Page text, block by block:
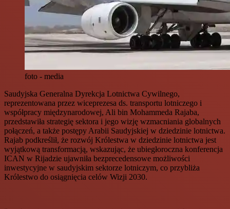
foto - media
Saudyjska Generalna Dyrekcja Lotnictwa Cywilnego,
reprezentowana przez wiceprezesa ds. transportu lotniczego i
współpracy międzynarodowej, Ali bin Mohammeda Rajaba,
przedstawiła strategię sektora i jego wizję wzmacniania globalnych
połączeń, a także postępy Arabii Saudyjskiej w dziedzinie lotnictwa.
Rajab podkreślił, że rozwój Królestwa w dziedzinie lotnictwa jest
wyjątkową transformacją, wskazując, że ubiegłoroczna konferencja
ICAN w Rijadzie ujawniła bezprecedensowe możliwości
inwestycyjne w saudyjskim sektorze lotniczym, co przybliża
Królestwo do osiągnięcia celów Wizji 2030.